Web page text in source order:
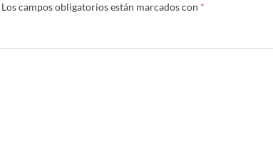
Los campos obligatorios están marcados con *